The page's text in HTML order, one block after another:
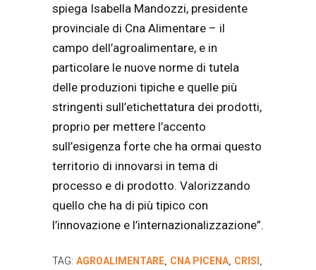
spiega Isabella Mandozzi, presidente
provinciale di Cna Alimentare – il
campo dell’agroalimentare, e in
particolare le nuove norme di tutela
delle produzioni tipiche e quelle più
stringenti sull’etichettatura dei prodotti,
proprio per mettere l’accento
sull’esigenza forte che ha ormai questo
territorio di innovarsi in tema di
processo e di prodotto. Valorizzando
quello che ha di più tipico con
l’innovazione e l’internazionalizzazione”.
TAG: AGROALIMENTARE CNA PICENA CRISI